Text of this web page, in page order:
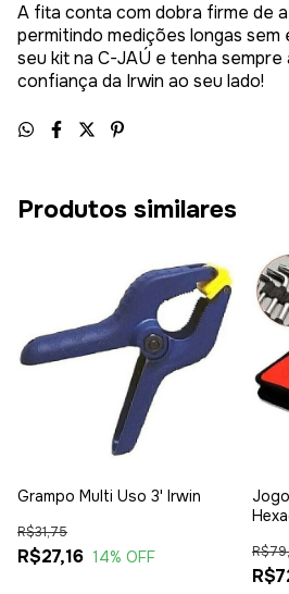
A fita conta com dobra firme de
permitindo medições longas sem
seu kit na C-JAÚ e tenha sempre
confiança da Irwin ao seu lado!
Produtos similares
Grampo Multi Uso 3' Irwin
R$27,16
R$31,75
14% OFF